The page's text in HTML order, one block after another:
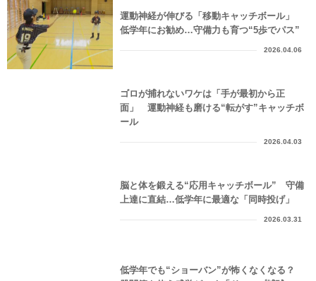
運動神経が伸びる「移動キャッチボール」
低学年にお勧め…守備力も育つ“5歩でパス”
2026.04.06
ゴロが捕れないワケは「手が最初から正
面」 運動神経も磨ける“転がす”キャッチボ
ール
2026.04.03
脳と体を鍛える“応用キャッチボール” 守備
上達に直結…低学年に最適な「同時投げ」
2026.03.31
低学年でも“ショーバン”が怖くなくなる？